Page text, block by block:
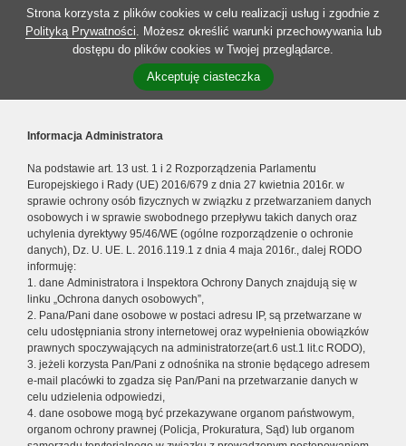
Strona korzysta z plików cookies w celu realizacji usług i zgodnie z
Polityką Prywatności. Możesz określić warunki przechowywania lub
dostępu do plików cookies w Twojej przeglądarce.
Akceptuję ciasteczka
Informacja Administratora
Na podstawie art. 13 ust. 1 i 2 Rozporządzenia Parlamentu
Europejskiego i Rady (UE) 2016/679 z dnia 27 kwietnia 2016r. w
sprawie ochrony osób fizycznych w związku z przetwarzaniem danych
osobowych i w sprawie swobodnego przepływu takich danych oraz
uchylenia dyrektywy 95/46/WE (ogólne rozporządzenie o ochronie
danych), Dz. U. UE. L. 2016.119.1 z dnia 4 maja 2016r., dalej RODO
informuję:
1. dane Administratora i Inspektora Ochrony Danych znajdują się w
linku „Ochrona danych osobowych”,
2. Pana/Pani dane osobowe w postaci adresu IP, są przetwarzane w
celu udostępniania strony internetowej oraz wypełnienia obowiązków
prawnych spoczywających na administratorze(art.6 ust.1 lit.c RODO),
3. jeżeli korzysta Pan/Pani z odnośnika na stronie będącego adresem
e-mail placówki to zgadza się Pan/Pani na przetwarzanie danych w
celu udzielenia odpowiedzi,
4. dane osobowe mogą być przekazywane organom państwowym,
organom ochrony prawnej (Policja, Prokuratura, Sąd) lub organom